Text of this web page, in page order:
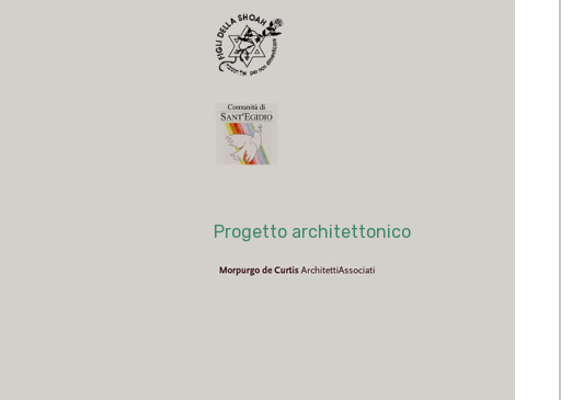
Progetto architettonico